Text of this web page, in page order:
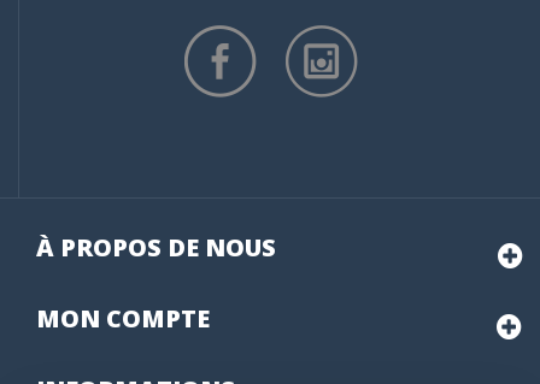
À PROPOS DE NOUS
MON COMPTE